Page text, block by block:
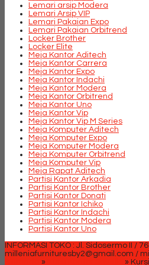
Lemari arsip Modera
Lemari Arsip VIP
Lemari Pakaian Expo
Lemari Pakaian Orbitrend
Locker Brother
Locker Elite
Meja Kantor Aditech
Meja Kantor Carrera
Meja Kantor Expo
Meja Kantor Indachi
Meja Kantor Modera
Meja Kantor Orbitrend
Meja Kantor Uno
Meja Kantor Vip
Meja Kantor Vip M Series
Meja Komputer Aditech
Meja Komputer Expo
Meja Komputer Modera
Meja Komputer Orbitrend
Meja Komputer Vip
Meja Rapat Aditech
Partisi Kantor Arkadia
Partisi Kantor Brother
Partisi Kantor Donati
Partisi Kantor Ichiko
Partisi Kantor Indachi
Partisi Kantor Modera
Partisi Kantor Uno
INFORMASI TOKO : Jl. Sidosermo II /
milleniafurnituresby2@gmail.com /
» »